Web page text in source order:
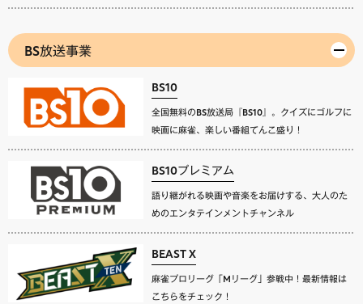
BS放送事業
BS10
全国無料のBS放送局『BS10』。クイズにゴルフに
映画に麻雀、楽しい番組てんこ盛り！
BS10プレミアム
語り継がれる映画や音楽をお届けする、大人のた
めのエンタテインメントチャンネル
BEAST X
麻雀プロリーグ「Mリーグ」参戦中！最新情報は
こちらをチェック！